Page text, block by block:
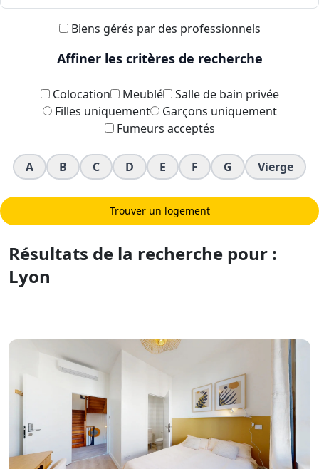
Biens gérés par des professionnels
Affiner les critères de recherche
Colocation Meublé
Salle de bain privée
Filles uniquement
Garçons uniquement
Fumeurs acceptés
A B C D E F G Vierge
Trouver un logement
Résultats de la recherche pour :
Lyon